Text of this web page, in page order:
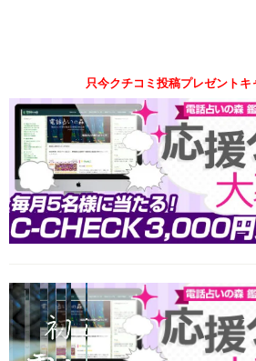
只今クチコミ投稿プレゼントキ